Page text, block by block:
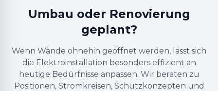
Umbau oder Renovierung
geplant?
Wenn Wände ohnehin geöffnet werden, lässt sich
die Elektroinstallation besonders effizient an
heutige Bedürfnisse anpassen. Wir beraten zu
Positionen, Stromkreisen, Schutzkonzepten und